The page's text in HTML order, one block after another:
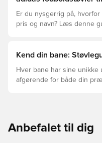
Er du nysgerrig på,
pris og navn? Læs denne
Kend din bane:
Hver bane har sine
afgørende for både din
Anbefalet til dig